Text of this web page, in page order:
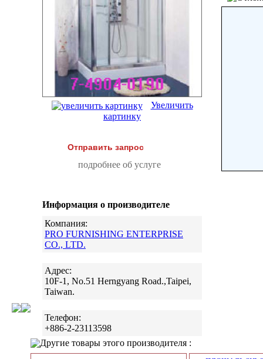
Увеличить
картинку
Отправить запрос
подробнее об услуге
Информация о производителе
Компания:
PRO FURNISHING ENTERPRISE
CO., LTD.
Адрес:
10F-1, No.51 Herngyang Road.,Taipei,
Taiwan.
Телефон:
+886-2-23113598
Другие товары этого производителя :